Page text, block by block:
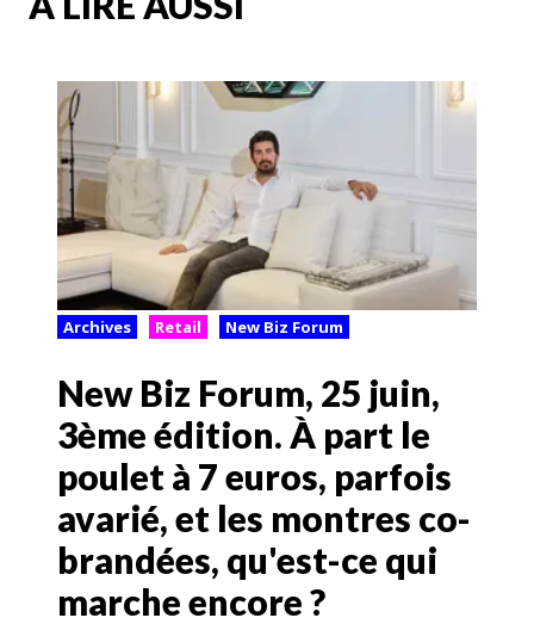
Archives Retail New Biz Forum
New Biz Forum, 25 juin,
3ème édition. À part le
poulet à 7 euros, parfois
avarié, et les montres co-
brandées, qu'est-ce qui
marche encore ?